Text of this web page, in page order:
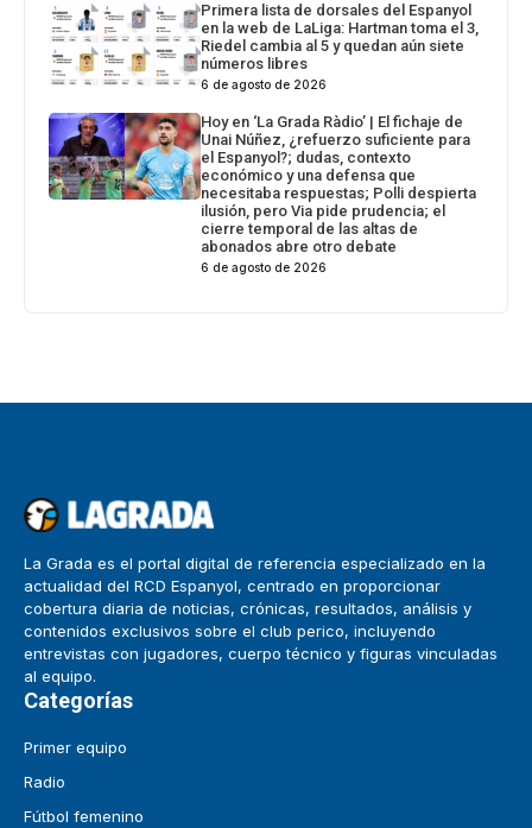
Primera lista de dorsales del Espanyol
en la web de LaLiga: Hartman toma el 3,
Riedel cambia al 5 y quedan aún siete
números libres
6 de agosto de 2026
Hoy en ‘La Grada Ràdio’ | El fichaje de
Unai Núñez, ¿refuerzo suficiente para
el Espanyol?; dudas, contexto
económico y una defensa que
necesitaba respuestas; Polli despierta
ilusión, pero Via pide prudencia; el
cierre temporal de las altas de
abonados abre otro debate
6 de agosto de 2026
La Grada es el portal digital de referencia especializado en la
actualidad del RCD Espanyol, centrado en proporcionar
cobertura diaria de noticias, crónicas, resultados, análisis y
contenidos exclusivos sobre el club perico, incluyendo
entrevistas con jugadores, cuerpo técnico y figuras vinculadas
al equipo.
Categorías
Primer equipo
Radio
Fútbol femenino